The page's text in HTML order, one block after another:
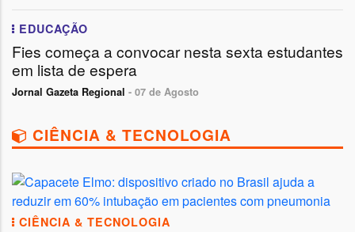
EDUCAÇÃO
Fies começa a convocar nesta sexta estudantes
em lista de espera
Jornal Gazeta Regional - 07 de Agosto
CIÊNCIA & TECNOLOGIA
CIÊNCIA & TECNOLOGIA